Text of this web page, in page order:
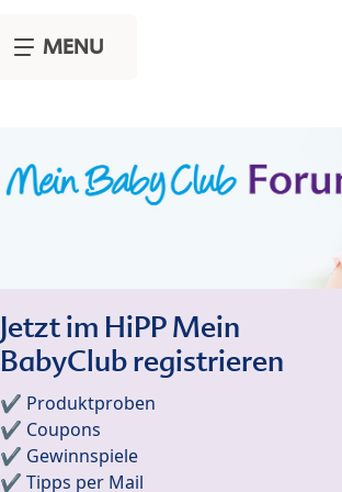
MENU
Jetzt im HiPP Mein
BabyClub registrieren
✔️ Produktproben
✔️ Coupons
✔️ Gewinnspiele
✔️ Tipps per Mail